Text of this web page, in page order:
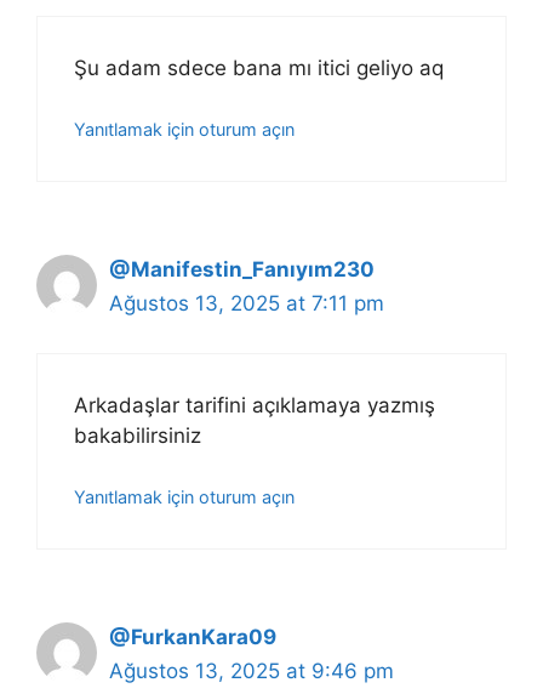
Şu adam sdece bana mı itici geliyo aq
Yanıtlamak için oturum açın
@Manifestin_Fanıyım230
Ağustos 13, 2025 at 7:11 pm
Arkadaşlar tarifini açıklamaya yazmış
bakabilirsiniz
Yanıtlamak için oturum açın
@FurkanKara09
Ağustos 13, 2025 at 9:46 pm